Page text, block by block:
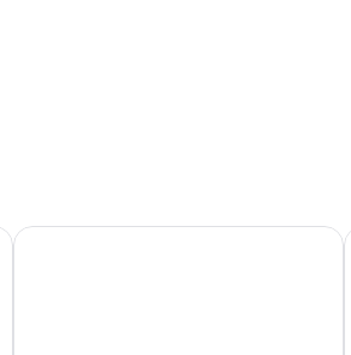
Hotel IKON Phuket